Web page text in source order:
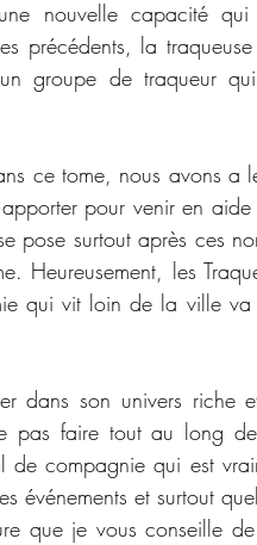
nouvelle capacité
précédents, la
groupe de traqueur
ce tome, nous avons a
pour venir en
pose surtout après ces
Heureusement, les
qui vit loin de la ville
dans son univers riche
pas faire tout au long
de compagnie qui est
événements et surtout
que je vous conseille